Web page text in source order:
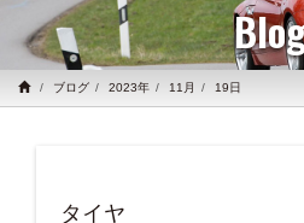
ブログ 2023年 11月 19日
タイヤ